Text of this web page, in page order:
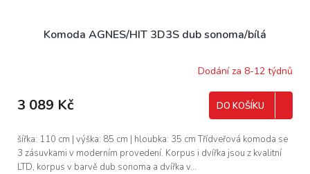
Komoda AGNES/HIT 3D3S dub sonoma/bílá
Dodání za 8-12 týdnů
3 089 Kč DO KOŠÍKU
šířka: 110 cm | výška: 85 cm | hloubka: 35 cm Třídveřová komoda se
3 zásuvkami v moderním provedení. Korpus i dvířka jsou z kvalitní
LTD, korpus v barvě dub sonoma a dvířka v...